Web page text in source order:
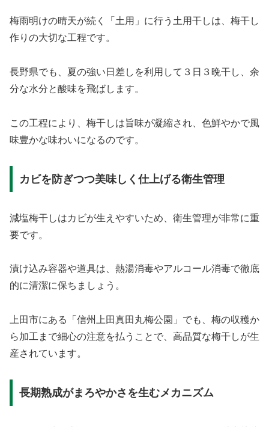
梅雨明けの晴天が続く「土用」に行う土用干しは、梅干し
作りの大切な工程です。
長野県でも、夏の強い日差しを利用して３日３晩干し、余
分な水分と酸味を飛ばします。
この工程により、梅干しは旨味が凝縮され、色鮮やかで風
味豊かな味わいになるのです。
カビを防ぎつつ美味しく仕上げる衛生管理
減塩梅干しはカビが生えやすいため、衛生管理が非常に重
要です。
漬け込み容器や道具は、熱湯消毒やアルコール消毒で徹底
的に清潔に保ちましょう。
上田市にある「信州上田真田丸梅公園」でも、梅の収穫か
ら加工まで細心の注意を払うことで、高品質な梅干しが生
産されています。
長期熟成がまろやかさを生むメカニズム